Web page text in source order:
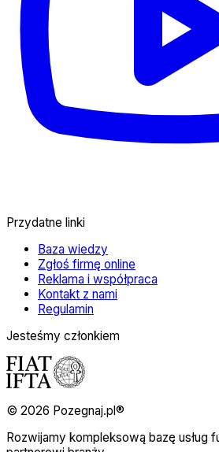
Przydatne linki
Baza wiedzy
Zgłoś firmę online
Reklama i współpraca
Kontakt z nami
Regulamin
Jesteśmy członkiem
© 2026 Pozegnaj.pl®
Rozwijamy kompleksową bazę usług